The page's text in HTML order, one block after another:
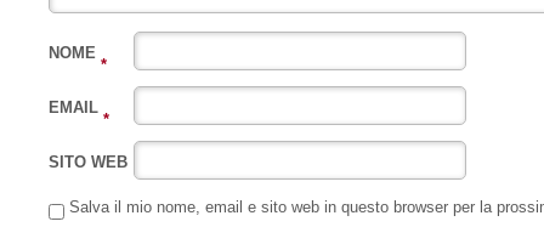
NOME
*
EMAIL
*
SITO WEB
Salva il mio nome, email e sito web in questo browser per la